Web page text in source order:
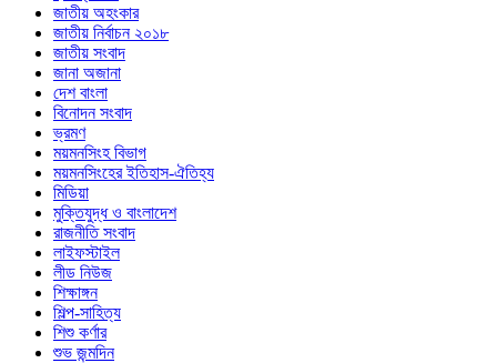
জাতীয় অহংকার
জাতীয় নির্বাচন ২০১৮
জাতীয় সংবাদ
জানা অজানা
দেশ বাংলা
বিনোদন সংবাদ
ভ্রমণ
ময়মনসিংহ বিভাগ
ময়মনসিংহের ইতিহাস-ঐতিহ্য
মিডিয়া
মুক্তিযুদ্ধ ও বাংলাদেশ
রাজনীতি সংবাদ
লাইফস্টাইল
লীড নিউজ
শিক্ষাঙ্গন
শিল্প-সাহিত্য
শিশু কর্ণার
শুভ জন্মদিন